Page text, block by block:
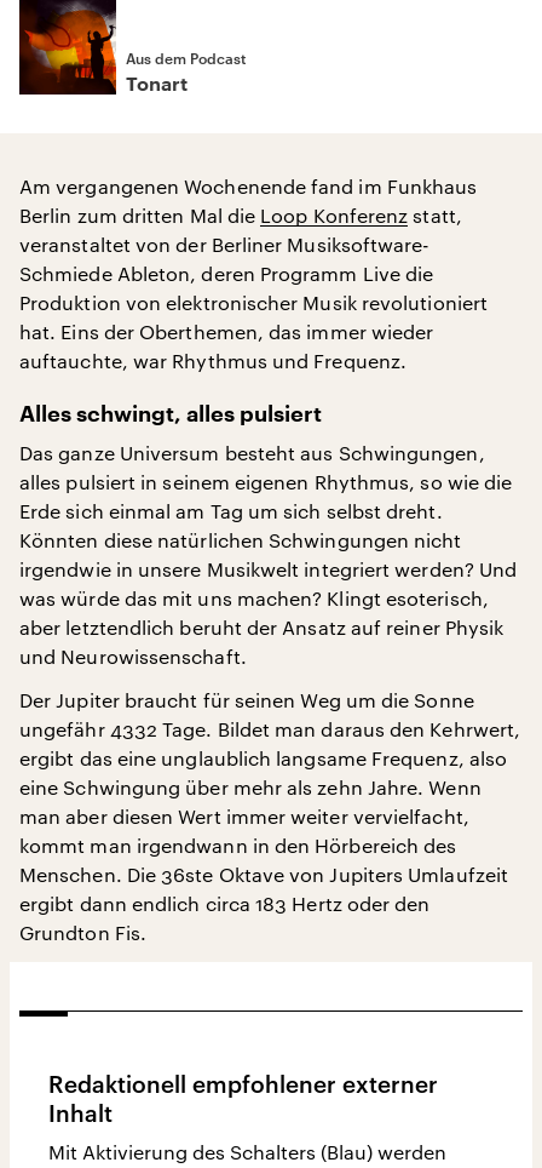
Aus dem Podcast
Tonart
Am vergangenen Wochenende fand im Funkhaus
Berlin zum dritten Mal die Loop Konferenz statt,
veranstaltet von der Berliner Musiksoftware-
Schmiede Ableton, deren Programm Live die
Produktion von elektronischer Musik revolutioniert
hat. Eins der Oberthemen, das immer wieder
auftauchte, war Rhythmus und Frequenz.
Alles schwingt, alles pulsiert
Das ganze Universum besteht aus Schwingungen,
alles pulsiert in seinem eigenen Rhythmus, so wie die
Erde sich einmal am Tag um sich selbst dreht.
Könnten diese natürlichen Schwingungen nicht
irgendwie in unsere Musikwelt integriert werden? Und
was würde das mit uns machen? Klingt esoterisch,
aber letztendlich beruht der Ansatz auf reiner Physik
und Neurowissenschaft.
Der Jupiter braucht für seinen Weg um die Sonne
ungefähr 4332 Tage. Bildet man daraus den Kehrwert,
ergibt das eine unglaublich langsame Frequenz, also
eine Schwingung über mehr als zehn Jahre. Wenn
man aber diesen Wert immer weiter vervielfacht,
kommt man irgendwann in den Hörbereich des
Menschen. Die 36ste Oktave von Jupiters Umlaufzeit
ergibt dann endlich circa 183 Hertz oder den
Grundton Fis.
Redaktionell empfohlener externer
Inhalt
Mit Aktivierung des Schalters (Blau) werden